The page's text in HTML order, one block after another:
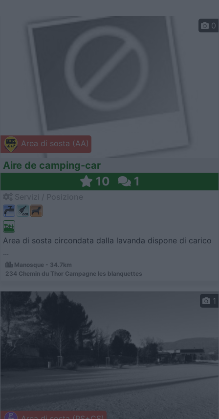
Area di sosta (AA)
0
Aire de camping-car
10 1
Area di sosta circondata dalla lavanda dispone di carico
...
Manosque - 34.7km
234 Chemin du Thor Campagne les blanquettes
1